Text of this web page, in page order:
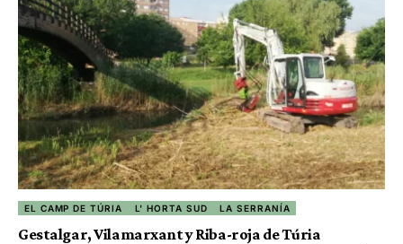
EL CAMP DE TÚRIA L' HORTA SUD LA SERRANÍA
Gestalgar, Vilamarxant y Riba-roja de Túria